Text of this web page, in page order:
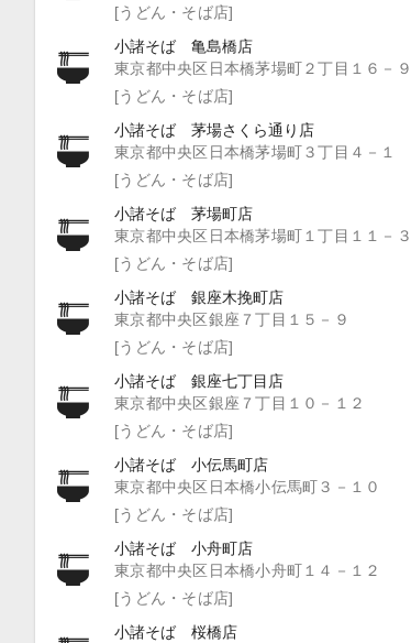
[うどん・そば店]
小諸そば 亀島橋店
東京都中央区日本橋茅場町２丁目１６－９
[うどん・そば店]
小諸そば 茅場さくら通り店
東京都中央区日本橋茅場町３丁目４－１
[うどん・そば店]
小諸そば 茅場町店
東京都中央区日本橋茅場町１丁目１１－３
[うどん・そば店]
小諸そば 銀座木挽町店
東京都中央区銀座７丁目１５－９
[うどん・そば店]
小諸そば 銀座七丁目店
東京都中央区銀座７丁目１０－１２
[うどん・そば店]
小諸そば 小伝馬町店
東京都中央区日本橋小伝馬町３－１０
[うどん・そば店]
小諸そば 小舟町店
東京都中央区日本橋小舟町１４－１２
[うどん・そば店]
小諸そば 桜橋店